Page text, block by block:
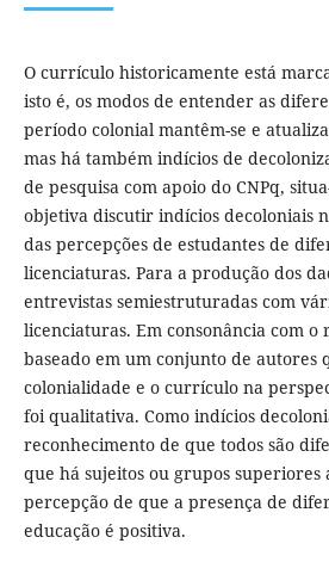
O currículo historicamente está
isto é, os modos de entender as
período colonial mantêm-se e
mas há também indícios de
de pesquisa com apoio do CNPq,
objetiva discutir indícios decoloniais
das percepções de estudantes de
licenciaturas. Para a produção dos
entrevistas semiestruturadas com
licenciaturas. Em consonância com
baseado em um conjunto de autores
colonialidade e o currículo na
foi qualitativa. Como indícios
reconhecimento de que todos são
que há sujeitos ou grupos superiores
percepção de que a presença de
educação é positiva.